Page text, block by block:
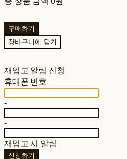
구매하기
장바구니에 담기
재입고 알림 신청
휴대폰 번호
-
-
재입고 시 알림
신청하기